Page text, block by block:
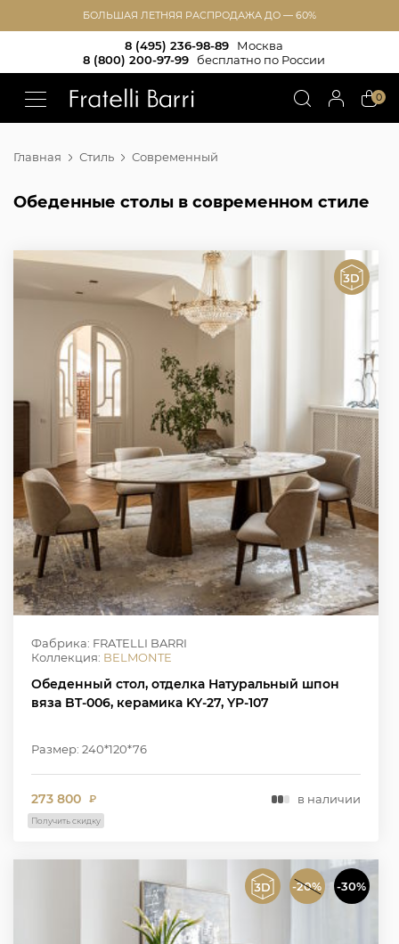
БОЛЬШАЯ ЛЕТНЯЯ РАСПРОДАЖА ДО — 60%
8 (495) 236-98-89
Москва
8 (800) 200-97-99
бесплатно по России
0
Главная Стиль Современный
Обеденные столы в современном стиле
Фабрика: FRATELLI BARRI
Коллекция: BELMONTE
Обеденный стол, отделка Натуральный шпон
вяза BT-006, керамика KY-27, YP-107
Размер: 240*120*76
273 800 ₽ в наличии
Получить скидку
-20% -30%